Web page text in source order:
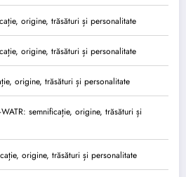
origine, trăsături și personalitate
origine, trăsături și personalitate
origine, trăsături și personalitate
WATR: semnificație, origine, trăsături și
origine, trăsături și personalitate